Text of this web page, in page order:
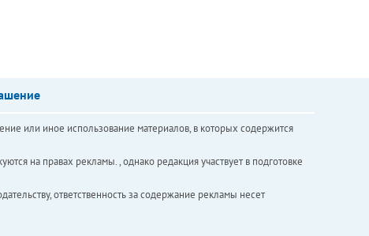
или иное использование материалов, в которых содержится
на правах рекламы. , однако редакция участвует в подготовке
ответственность за содержание рекламы несет